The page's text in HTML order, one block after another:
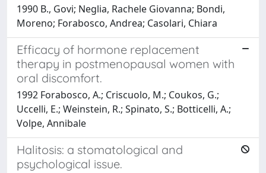
1990 B., Govi; Neglia, Rachele Giovanna; Bondi,
Moreno; Forabosco, Andrea; Casolari, Chiara
Efficacy of hormone replacement
therapy in postmenopausal women with
oral discomfort.
1992 Forabosco, A.; Criscuolo, M.; Coukos, G.;
Uccelli, E.; Weinstein, R.; Spinato, S.; Botticelli, A.;
Volpe, Annibale
Halitosis: a stomatological and
psychological issue.